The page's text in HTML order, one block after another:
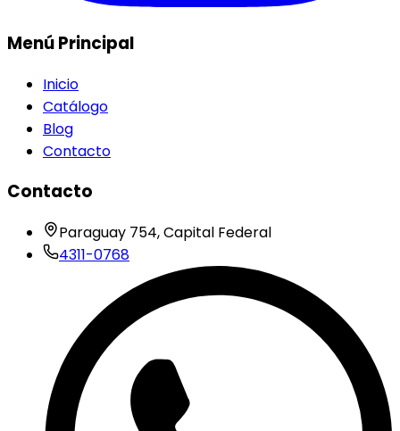
Menú Principal
Inicio
Catálogo
Blog
Contacto
Contacto
Paraguay 754, Capital Federal
4311-0768